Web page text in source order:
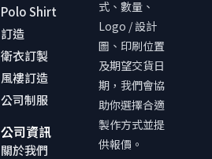
Polo Shirt
訂造
衛衣訂製
風褸訂造
公司制服
公司資訊
關於我們
式、數量、
Logo / 設計
圖、印刷位置
及期望交貨日
期，我們會協
助你選擇合適
製作方式並提
供報價。